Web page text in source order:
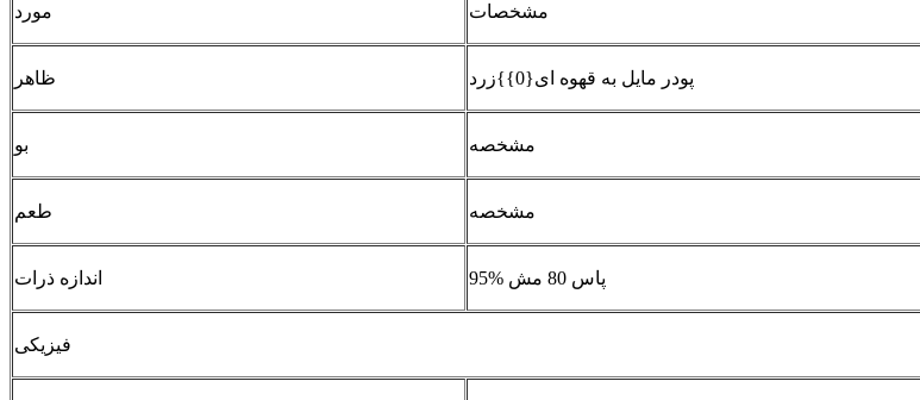
مورد مشخصات
ظاهر پودر مایل به قهوه ای{0}}زرد
بو مشخصه
طعم مشخصه
اندازه ذرات 95% پاس 80 مش
فیزیکی